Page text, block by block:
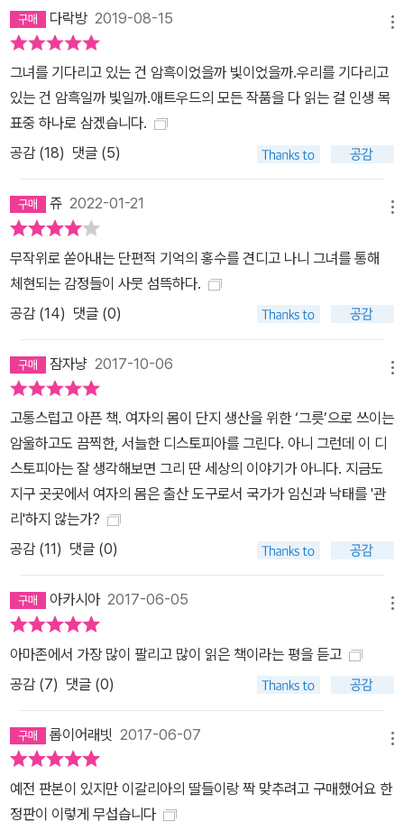
낼 예정이다. 이 전집의 특징은 다음과 같다. 첫째, 기존의 문학 작품
들에 대해 새로운 시각을 제공한다. 문학을 단순히 현실의 반영으로
보거나 지식의 형태로 보지 않고, 상상력과 욕망의 결합으로 봄으로
써 기존의 편협한 문학 이해를 넘어서는 새로운 시각을 통해 작품을
기존의 문학 전집을 통해 익숙하게 알려진 거장들의 작품을 포함해
작품들을 대거 소개할 것이다. 둘째, <환상문학전집>은 그동안 문학
의 주변부에서 소외받아 온 19, 20세기의 환상 소설, 고딕 소설, 공포
소설들뿐만 아니라 현대의 판타지, SF 문학 작품들까지 아우를 것이
다. 이 전집을 통해 독자들은 문학을 바라보는 새로운 시각을 얻게 될
것이며, 동시에 처음으로 한국에 소개되는 세계의 걸작들을 읽는 즐
거움을 맛보게 될 것이다.
다락방 2019-08-15
그녀를 기다리고 있는 건 암흑이었을까 빛이었을까.우리를 기다리고
있는 건 암흑일까 빛일까.애트우드의 모든 작품을 다 읽는 걸 인생 목
표중 하나로 삼겠습니다.
공감 (18) 댓글 (5)
쥬 2022-01-21
무작위로 쏟아내는 단편적 기억의 홍수를 견디고 나니 그녀를 통해
체현되는 감정들이 사뭇 섬뜩하다.
공감 (14) 댓글 (0)
잠자냥 2017-10-06
고통스럽고 아픈 책. 여자의 몸이 단지 생산을 위한 ‘그릇’으로 쓰이는
암울하고도 끔찍한, 서늘한 디스토피아를 그린다. 아니 그런데 이 디
스토피아는 잘 생각해보면 그리 딴 세상의 이야기가 아니다. 지금도
지구 곳곳에서 여자의 몸은 출산 도구로서 국가가 임신과 낙태를 '관
리'하지 않는가?
공감 (11) 댓글 (0)
아카시아2017-06-05
아마존에서 가장 많이 팔리고 많이 읽은 책이라는 평을 듣고
공감 (7) 댓글 (0)
롭이어래빗 2017-06-07
예전 판본이 있지만 이갈리아의 딸들이랑 짝 맞추려고 구매했어요 한
정판이 이렇게 무섭습니다